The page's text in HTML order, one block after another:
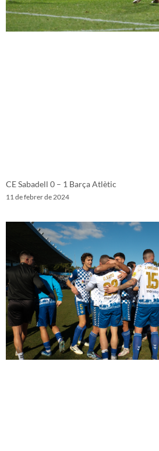
CE Sabadell 0 – 1 Barça Atlètic
11 de febrer de 2024